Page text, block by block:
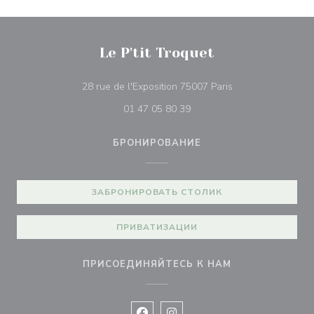
Le P'tit Troquet
28 rue de l'Exposition 75007 Paris((открывается в
01 47 05 80 39
БРОНИРОВАНИЕ
ЗАБРОНИРОВАТЬ СТОЛИК
ПРИВАТИЗАЦИИ
ПРИСОЕДИНЯЙТЕСЬ К НАМ